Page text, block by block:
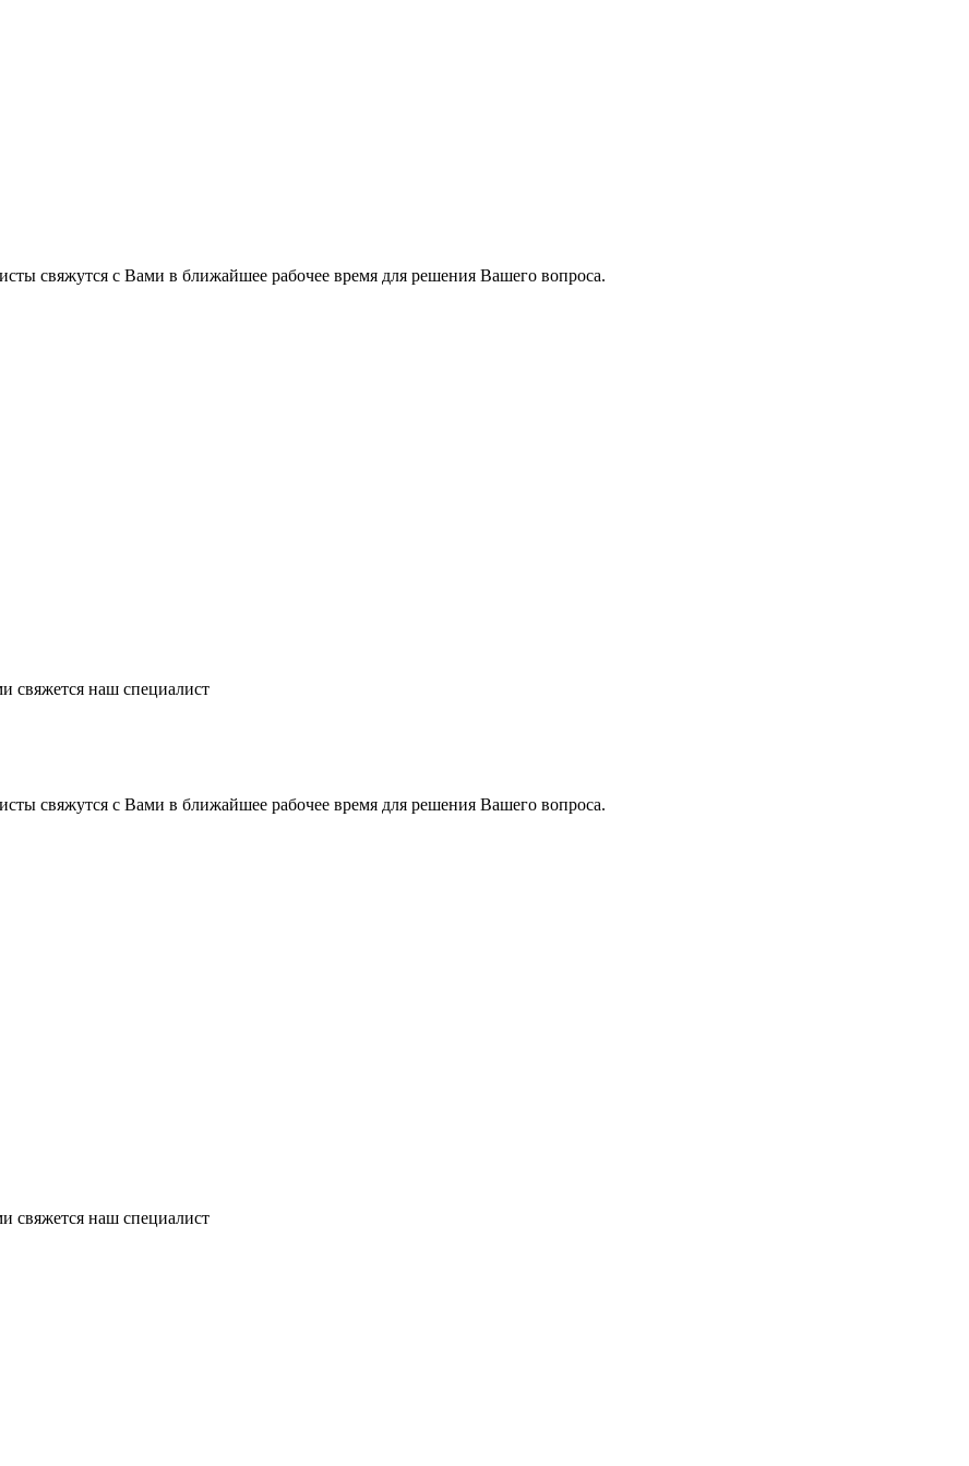
свяжутся с Вами в ближайшее рабочее время для решения Вашего вопроса.
свяжется наш специалист
свяжутся с Вами в ближайшее рабочее время для решения Вашего вопроса.
свяжется наш специалист